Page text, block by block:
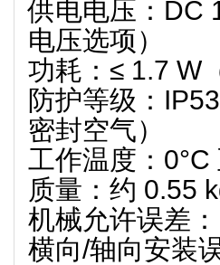
供电电压：DC
电压选项）‌
功耗：≤ 1.7 W
防护等级 ‌：‌ IP53
密封空气）‌
工作温度 ‌：‌ 0°C
质量 ‌：约 ‌ 0.55
机械允许误差 ‌：
横向/轴向安装